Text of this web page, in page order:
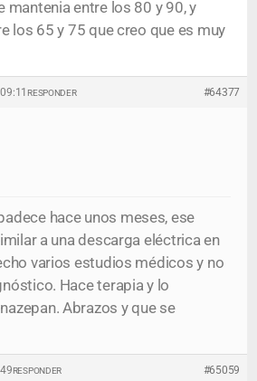
mantenia entre los 80 y 90, y
los 65 y 75 que creo que es muy
#64377
RESPONDER
hace unos meses, ese
a una descarga eléctrica en
varios estudios médicos y no
Hace terapia y lo
Abrazos y que se
#65059
RESPONDER